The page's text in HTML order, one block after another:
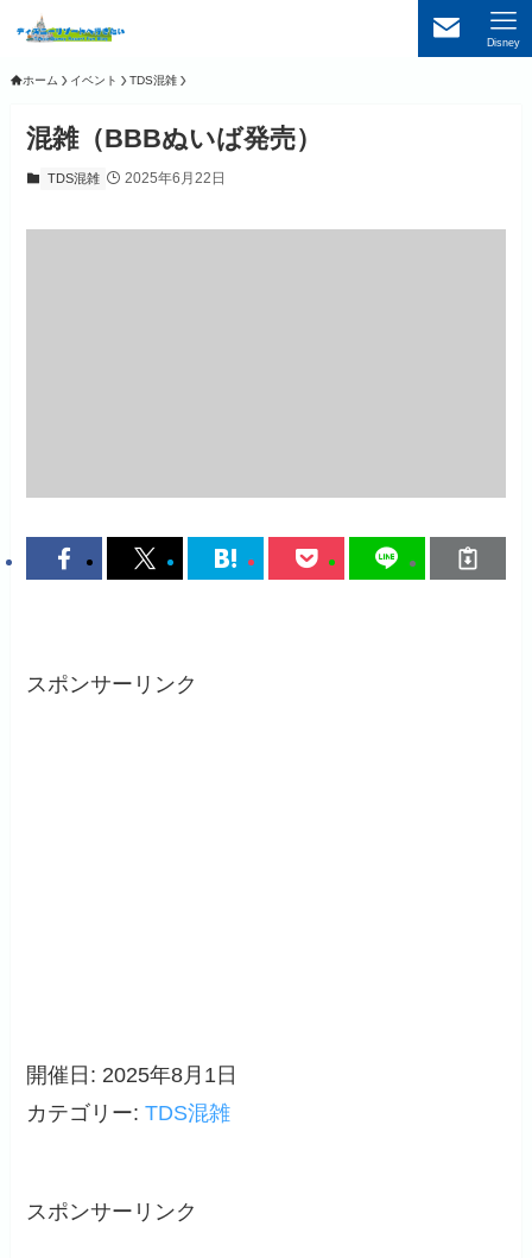
Disney
ホーム イベント TDS混雑
混雑（BBBぬいば発売）
TDS混雑 2025年6月22日
スポンサーリンク
開催日: 2025年8月1日
カテゴリー:TDS混雑
スポンサーリンク